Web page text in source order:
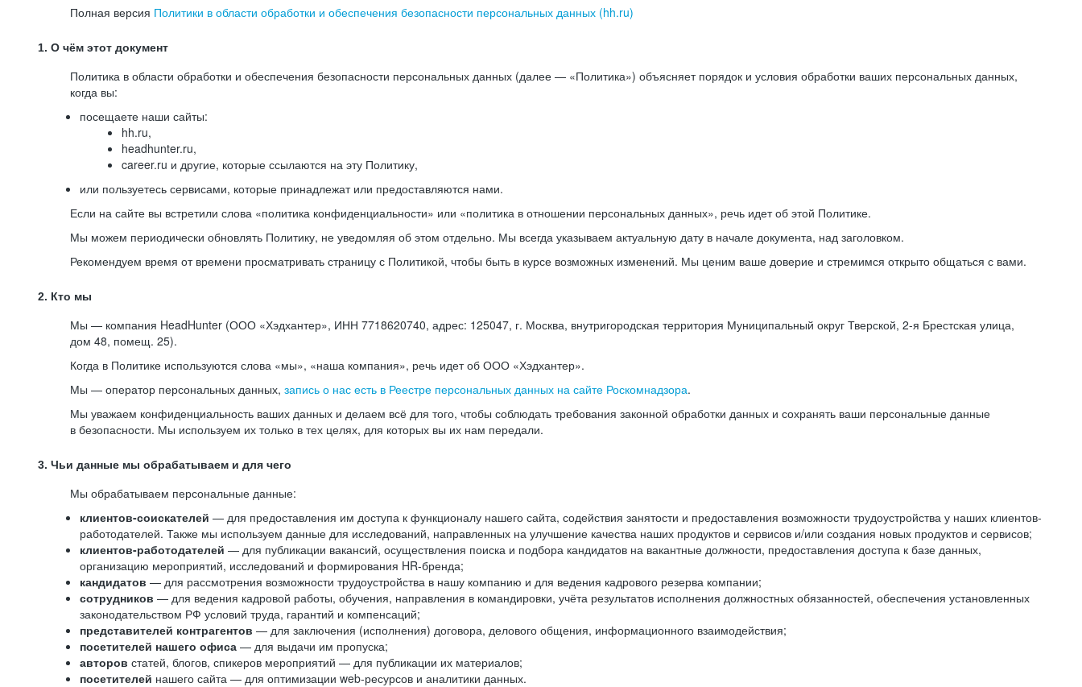
Полная версия Политики в области обработки и обеспечения безопасности персональных данных (hh.ru)
1. О чём этот документ
Политика в области обработки и обеспечения безопасности персональных данных (далее — «Политика») объясняет порядок и условия обработки ваших персональных данных,
когда вы:
посещаете наши сайты:
hh.ru,
headhunter.ru,
career.ru и другие, которые ссылаются на эту Политику,
или пользуетесь сервисами, которые принадлежат или предоставляются нами.
Если на сайте вы встретили слова «политика конфиденциальности» или «политика в отношении персональных данных», речь идет об этой Политике.
Мы можем периодически обновлять Политику, не уведомляя об этом отдельно. Мы всегда указываем актуальную дату в начале документа, над заголовком.
Рекомендуем время от времени просматривать страницу с Политикой, чтобы быть в курсе возможных изменений. Мы ценим ваше доверие и стремимся открыто общаться с вами.
2. Кто мы
Мы — компания HeadHunter (ООО «Хэдхантер», ИНН 7718620740, адрес: 125047, г. Москва, внутригородская территория Муниципальный округ Тверской, 2-я Брестская улица,
дом 48, помещ. 25).
Когда в Политике используются слова «мы», «наша компания», речь идет об ООО «Хэдхантер».
Мы — оператор персональных данных, запись о нас есть в Реестре персональных данных на сайте Роскомнадзора.
Мы уважаем конфиденциальность ваших данных и делаем всё для того, чтобы соблюдать требования законной обработки данных и сохранять ваши персональные данные
в безопасности. Мы используем их только в тех целях, для которых вы их нам передали.
3. Чьи данные мы обрабатываем и для чего
Мы обрабатываем персональные данные:
клиентов-соискателей — для предоставления им доступа к функционалу нашего сайта, содействия занятости и предоставления возможности трудоустройства у наших клиентов-
работодателей. Также мы используем данные для исследований, направленных на улучшение качества наших продуктов и сервисов и/или создания новых продуктов и сервисов;
клиентов-работодателей — для публикации вакансий, осуществления поиска и подбора кандидатов на вакантные должности, предоставления доступа к базе данных,
организацию мероприятий, исследований и формирования HR-бренда;
кандидатов — для рассмотрения возможности трудоустройства в нашу компанию и для ведения кадрового резерва компании;
сотрудников — для ведения кадровой работы, обучения, направления в командировки, учёта результатов исполнения должностных обязанностей, обеспечения установленных
законодательством РФ условий труда, гарантий и компенсаций;
представителей контрагентов — для заключения (исполнения) договора, делового общения, информационного взаимодействия;
посетителей нашего офиса — для выдачи им пропуска;
авторов статей, блогов, спикеров мероприятий — для публикации их материалов;
посетителей нашего сайта — для оптимизации web-ресурсов и аналитики данных.